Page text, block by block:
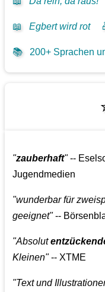
📖 Egbert wird rot
📚 200+ Sprachen
"zauberhaft"--
Jugendmedien
"wunderbar für
geeignet"--
"Absolut
Kleinen"-- XTME
"Text und